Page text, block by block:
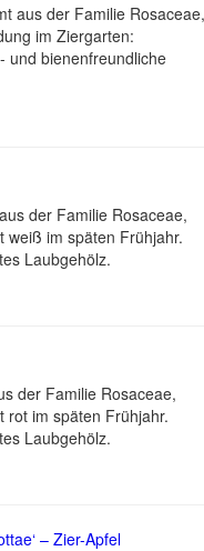
aus der Familie Rosaceae,
im Ziergarten:
und bienenfreundliche
der Familie Rosaceae,
weiß im späten Frühjahr.
Laubgehölz.
der Familie Rosaceae,
rot im späten Frühjahr.
Laubgehölz.
– Zier-Apfel